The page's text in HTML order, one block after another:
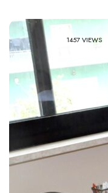
1457 VIEWS